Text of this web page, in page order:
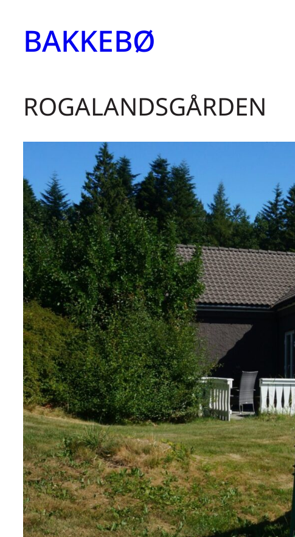
innhold
BAKKEBØ
ROGALANDSGÅRDEN